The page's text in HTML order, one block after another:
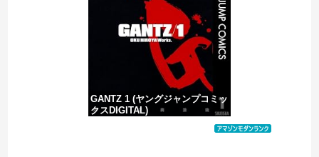
この中国人親子やばすぎる。日本で窃盗
GANTZ 1 (ヤングジャンプコミッ
クスDIGITAL)
価格：¥100